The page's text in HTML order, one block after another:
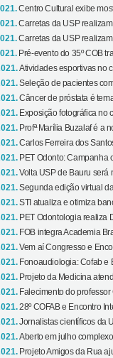
Centro Cultural exibe
Carretas da USP
Carretas da USP
Pré-evento do 35º COB
Atividades esportivas no
Seleção de pacientes
Câncer de próstata é
Exposição fotográfica no
Profª Marília Buzalaf é a
Carlos Ferreira dos
PET Odonto: Campanha
Volta USP de Bauru será
Segunda edição virtual
STI atualiza e otimiza
PET Odontologia realiza
FOB integra Academia
Vem aí Congresso e
Fonoaudiologia: Cofab e
Projeto da Medicina
Falecimento do
28º COFAB e Encontro
Jornalistas científicos da
Aberto em julho
Projeto Amigos da Rua